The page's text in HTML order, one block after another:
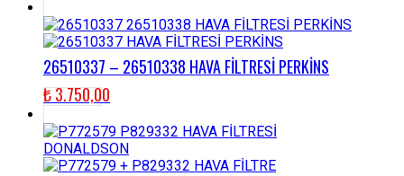
26510337 – 26510338 HAVA FİLTRESİ PERKİNS
₺3.750,00